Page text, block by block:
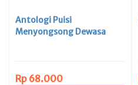
Antologi Puisi
Menyongsong Dewasa
Rp 68.000